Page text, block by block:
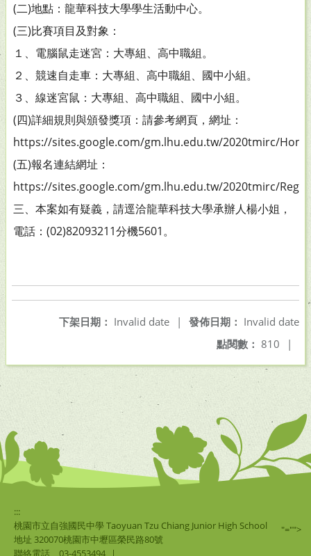
(二)地點：龍華科技大學學生活動中心。
(三)比賽項目及對象：
１、電腦鼠走迷宮：大專組、高中職組。
２、競速自走車：大專組、高中職組、國中小組。
３、線迷宮鼠：大專組、高中職組、國中小組。
(四)詳細規則與頒發獎項：請參考網頁，網址：
https://sites.google.com/gm.lhu.edu.tw/2020tmirc/
(五)報名連結網址：
https://sites.google.com/gm.lhu.edu.tw/2020tmirc/
三、本案如有疑義，請逕洽龍華科技大學承辦人楊小姐，
電話：(02)82093211分機5601。
發佈日期： Invalid date
下架日期： Invalid date
|
點閱數： 810 |
:::
桃園市立自強國民中學 Taoyuan Tzu Chiang Junior High School
地址 320070桃園市中壢區榮民路80號
聯絡電話
03-4553494 |
"="">